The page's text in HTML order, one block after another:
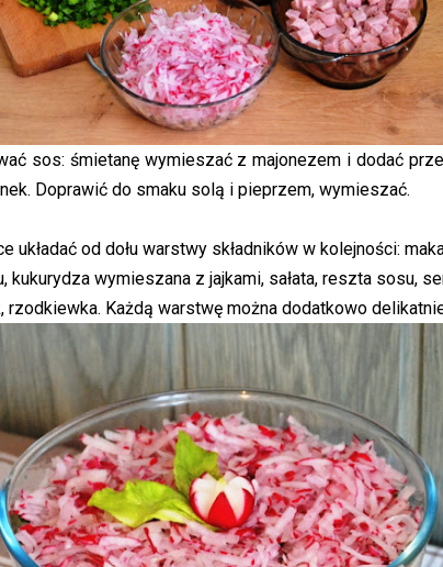
sos: śmietanę wymieszać z majonezem i dodać
Doprawić do smaku solą i pieprzem, wymieszać.
układać od dołu warstwy składników w kolejności:
kukurydza wymieszana z jajkami, sałata, reszta sosu,
rzodkiewka. Każdą warstwę można dodatkowo